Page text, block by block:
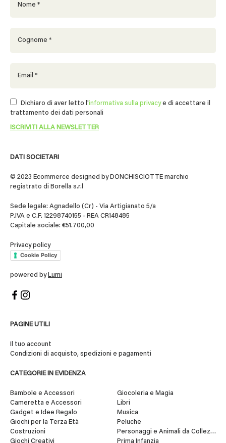
DATI SOCIETARI
© 2023 Ecommerce designed by DONCHISCIOTTE marchio
registrato di Borella s.r.l
Sede legale: Agnadello (Cr) - Via Artigianato 5/a
P.IVA e C.F. 12298740155 - REA CR148485
Capitale sociale: €51.700,00
Privacy policy
Cookie Policy
powered by Lumi
PAGINE UTILI
Il tuo account
Condizioni di acquisto, spedizioni e pagamenti
CATEGORIE IN EVIDENZA
Bambole e Accessori
Cameretta e Accessori
Gadget e Idee Regalo
Giochi per la Terza Età
Costruzioni
Giochi Creativi
Giocoleria e Magia
Libri
Musica
Peluche
Personaggi e Animali da Collezione
Prima Infanzia
Dichiaro di aver letto l'informativa sulla privacye di accettare il
trattamento dei dati personali